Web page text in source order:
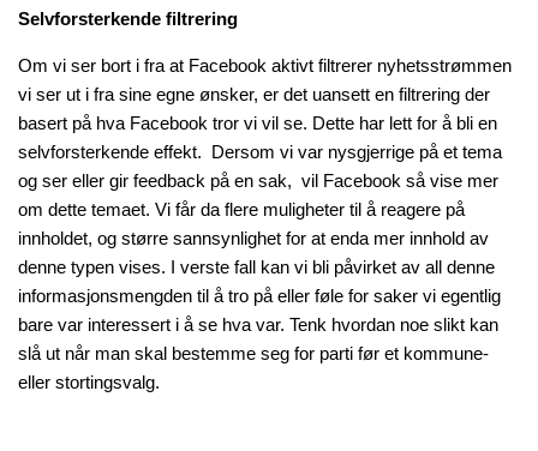
Selvforsterkende filtrering
Om vi ser bort i fra at Facebook aktivt filtrerer nyhetsstrømmen
vi ser ut i fra sine egne ønsker, er det uansett en filtrering der
basert på hva Facebook tror vi vil se. Dette har lett for å bli en
selvforsterkende effekt. Dersom vi var nysgjerrige på et tema
og ser eller gir feedback på en sak, vil Facebook så vise mer
om dette temaet. Vi får da flere muligheter til å reagere på
innholdet, og større sannsynlighet for at enda mer innhold av
denne typen vises. I verste fall kan vi bli påvirket av all denne
informasjonsmengden til å tro på eller føle for saker vi egentlig
bare var interessert i å se hva var. Tenk hvordan noe slikt kan
slå ut når man skal bestemme seg for parti før et kommune-
eller stortingsvalg.